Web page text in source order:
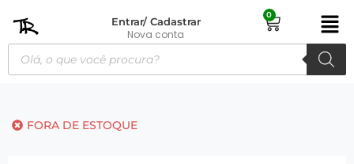
Entrar/ Cadastrar
Nova conta
0
FORA DE ESTOQUE